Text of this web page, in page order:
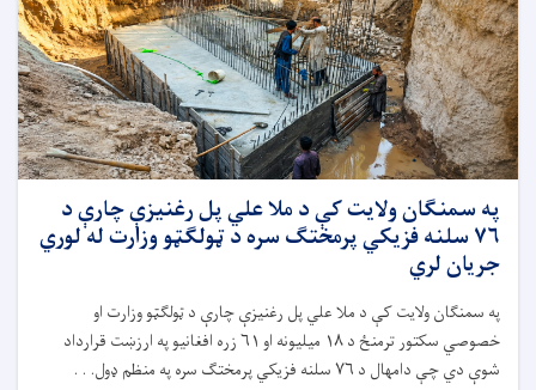
په سمنګان ولایت کې د ملا علي پل رغنیزې چارې د
۷۶ سلنه فزیکي پرمختګ سره د ټولګټو وزارت له لوري
جریان لري
په سمنګان ولایت کې د ملا علي پل رغنیزې چارې د ټولګټو وزارت او
خصوصي سکتور ترمنځ د۱۸ میلیونه او ۶۱زره افغانیو په ارزښت قرارداد
شوې دي چې دامهال د ۷۶سلنه فزیکي پرمختګ سره په منظم ډول. . .